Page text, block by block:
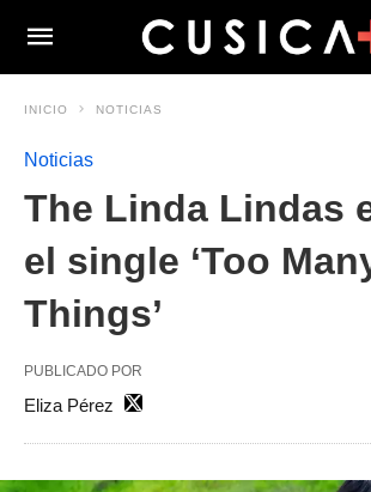
INICIO NOTICIAS
Noticias
The Linda Lindas
el single ‘Too
Things’
PUBLICADO POR
Eliza Pérez